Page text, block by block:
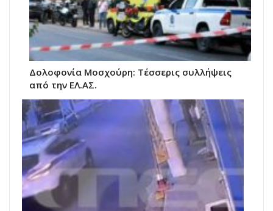
Δολοφονία Μοσχούρη: Τέσσερις συλλήψεις
από την ΕΛ.ΑΣ.